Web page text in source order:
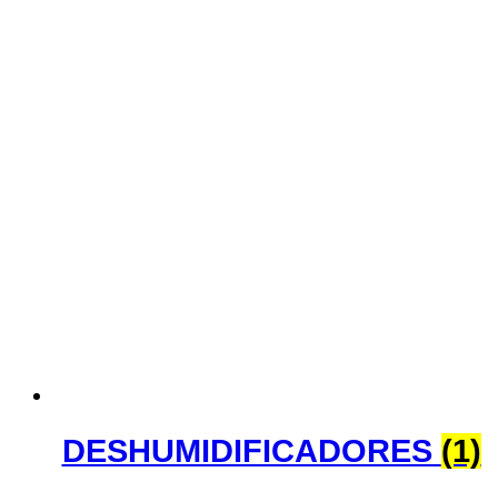
DESHUMIDIFICADORES (1)